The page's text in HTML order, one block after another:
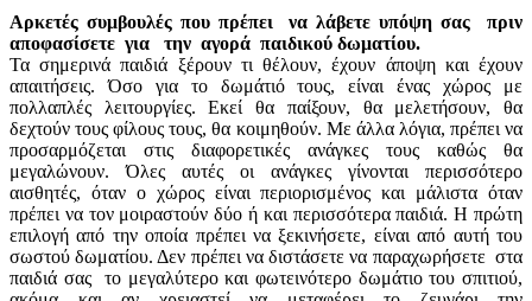
Αρκετές συμβουλές που πρέπει να λάβετε υπόψη σας πριν
αποφασίσετε για την αγορά παιδικού δωματίου.
Τα σημερινά παιδιά ξέρουν τι θέλουν, έχουν άποψη και έχουν
απαιτήσεις. Όσο για το δωμάτιό τους, είναι ένας χώρος με
πολλαπλές λειτουργίες. Εκεί θα παίξουν, θα μελετήσουν, θα
δεχτούν τους φίλους τους, θα κοιμηθούν. Με άλλα λόγια, πρέπει να
προσαρμόζεται στις διαφορετικές ανάγκες τους καθώς θα
μεγαλώνουν. Όλες αυτές οι ανάγκες γίνονται περισσότερο
αισθητές, όταν ο χώρος είναι περιορισμένος και μάλιστα όταν
πρέπει να τον μοιραστούν δύο ή και περισσότερα παιδιά. Η πρώτη
επιλογή από την οποία πρέπει να ξεκινήσετε, είναι από αυτή του
σωστού δωματίου. Δεν πρέπει να διστάσετε να παραχωρήσετε στα
παιδιά σας το μεγαλύτερο και φωτεινότερο δωμάτιο του σπιτιού,